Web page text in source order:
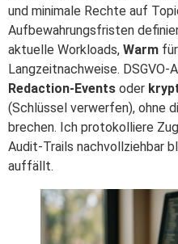
und minimale Rechte auf
Aufbewahrungsfristen
aktuelle Workloads, Warm
Langzeitnachweise.
Redaction‑Events oder
(Schlüssel verwerfen), ohne
brechen. Ich protokolliere
Audit‑Trails nachvollziehbar
auffällt.